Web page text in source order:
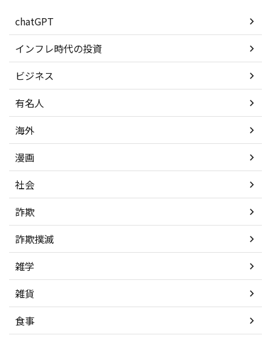
chatGPT
インフレ時代の投資
ビジネス
有名人
海外
漫画
社会
詐欺
詐欺撲滅
雑学
雑貨
食事